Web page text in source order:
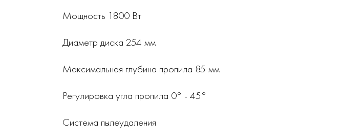
Мощность 1800 Вт
Диаметр диска 254 мм
Максимальная глубина пропила 85 мм
Регулировка угла пропила 0° - 45°
Система пылеудаления